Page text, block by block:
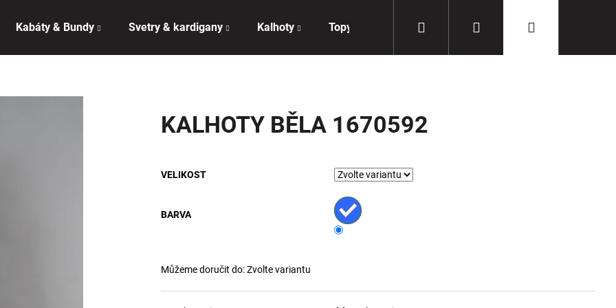
Kabáty & Bundy Svetry & kardigany Kalhoty Topy Doplňky Přihlášení
KALHOTY BĚLA 1670592
VELIKOST
BARVA
Můžeme doručit do:Zvolte variantu
HLEDAT